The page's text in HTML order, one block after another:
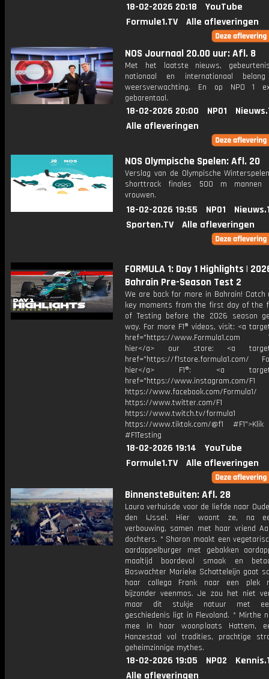
18-02-2026 20:18
YouTube
Formule1.TV
Alle afleveringen
NOS Journaal 20.00 uur: Afl. 8
Met het laatste nieuws,
nationaal en internationaal
weersverwachting. En op NPO 1
gebarentaal.
18-02-2026 20:00 NPO1
Alle afleveringen
NOS Olympische Spelen: Afl. 20
Verslag van de Olympische
shorttrack finales 500 m mannen
vrouwen.
18-02-2026 19:55 NPO1
Sporten.TV
Alle afleveringen
FORMULA 1: Day 1 Highlights |
Bahrain Pre-Season Test 2
We are back for more in Bahrain! Catch
key moments from the first day of the
of Testing before the 2026 season
way. For more F1® videos, visit: <a
href="https://www.Formula1.com
hier</a> our store: <a
href="https://f1store.formula1.com/
hier</a> F1®: <a
href="https://www.instagram.com/F1
https://www.facebook.com/Formula1/
https://www.twitter.com/F1
https://www.twitch.tv/formula1
https://www.tiktok.com/@f1
#F1Testing
18-02-2026 19:14
YouTube
Formule1.TV
Alle afleveringen
BinnensteBuiten: Afl. 28
Laura verhuisde voor de liefde naar
den IJssel. Hier woont ze, na
verbouwing, samen met haar vriend
dochters. * Sharon maakt een
aardappelburger met gebakken
maaltijd boordevol smaak en
Boswachter Marieke Schatteleijn gaat
haar collega Frank naar een plek
bijzonder veenmos. Je zou het niet
maar dit stukje natuur met
geschiedenis ligt in Flevoland. * Mirthe
mee in haar woonplaats Hattem,
Hanzestad vol tradities, prachtige
geheimzinnige mythes.
18-02-2026 19:05 NPO2
Alle afleveringen